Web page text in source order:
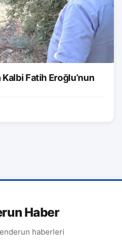
Fatih Eroğlu’nun
Haber
haberleri